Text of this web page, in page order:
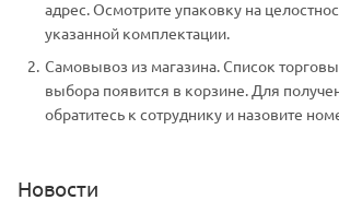
адрес. Осмотрите упаковку на
указанной комплектации.
Самовывоз из магазина. Список
выбора появится в корзине. Для
обратитесь к сотруднику и назовите
Новости